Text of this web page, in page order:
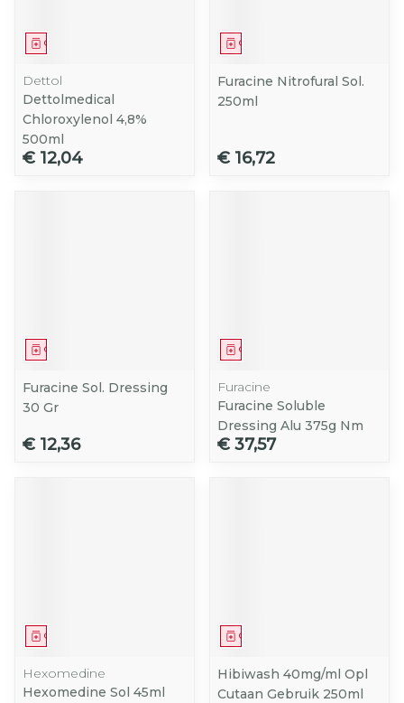
Geneesmiddel
Dettol
Dettolmedical
Chloroxylenol 4,8%
500ml
€ 12,04
Geneesmiddel
Furacine Nitrofural Sol.
250ml
€ 16,72
Geneesmiddel
Furacine Sol. Dressing
30 Gr
€ 12,36
Geneesmiddel
Furacine
Furacine Soluble
Dressing Alu 375g Nm
€ 37,57
Geneesmiddel
Hexomedine
Hexomedine Sol 45ml
Geneesmiddel
Hibiwash 40mg/ml Opl
Cutaan Gebruik 250ml